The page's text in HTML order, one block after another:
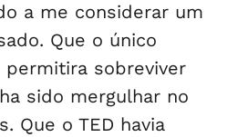
a me considerar um
Que o único
permitira sobreviver
sido mergulhar no
Que o TED havia